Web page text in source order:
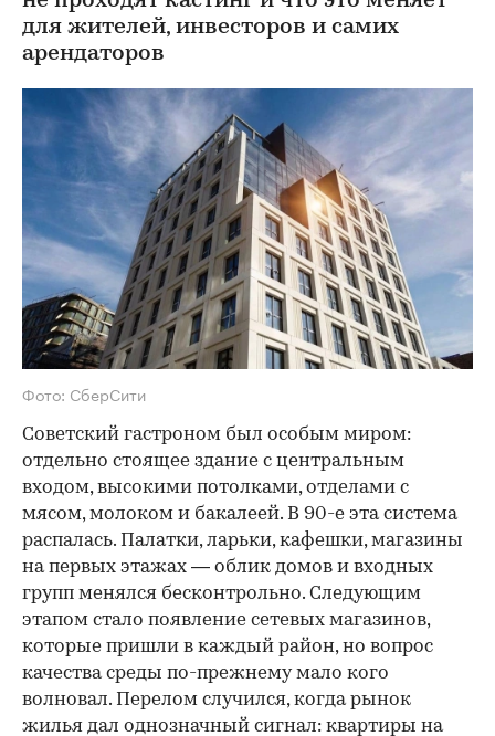
для жителей, инвесторов и самих
арендаторов
Фото: СберСити
Советский гастроном был особым миром:
отдельно стоящее здание с центральным
входом, высокими потолками, отделами с
мясом, молоком и бакалеей. В 90-е эта система
распалась. Палатки, ларьки, кафешки, магазины
на первых этажах — облик домов и входных
групп менялся бесконтрольно. Следующим
этапом стало появление сетевых магазинов,
которые пришли в каждый район, но вопрос
качества среды по-прежнему мало кого
волновал. Перелом случился, когда рынок
жилья дал однозначный сигнал: квартиры на